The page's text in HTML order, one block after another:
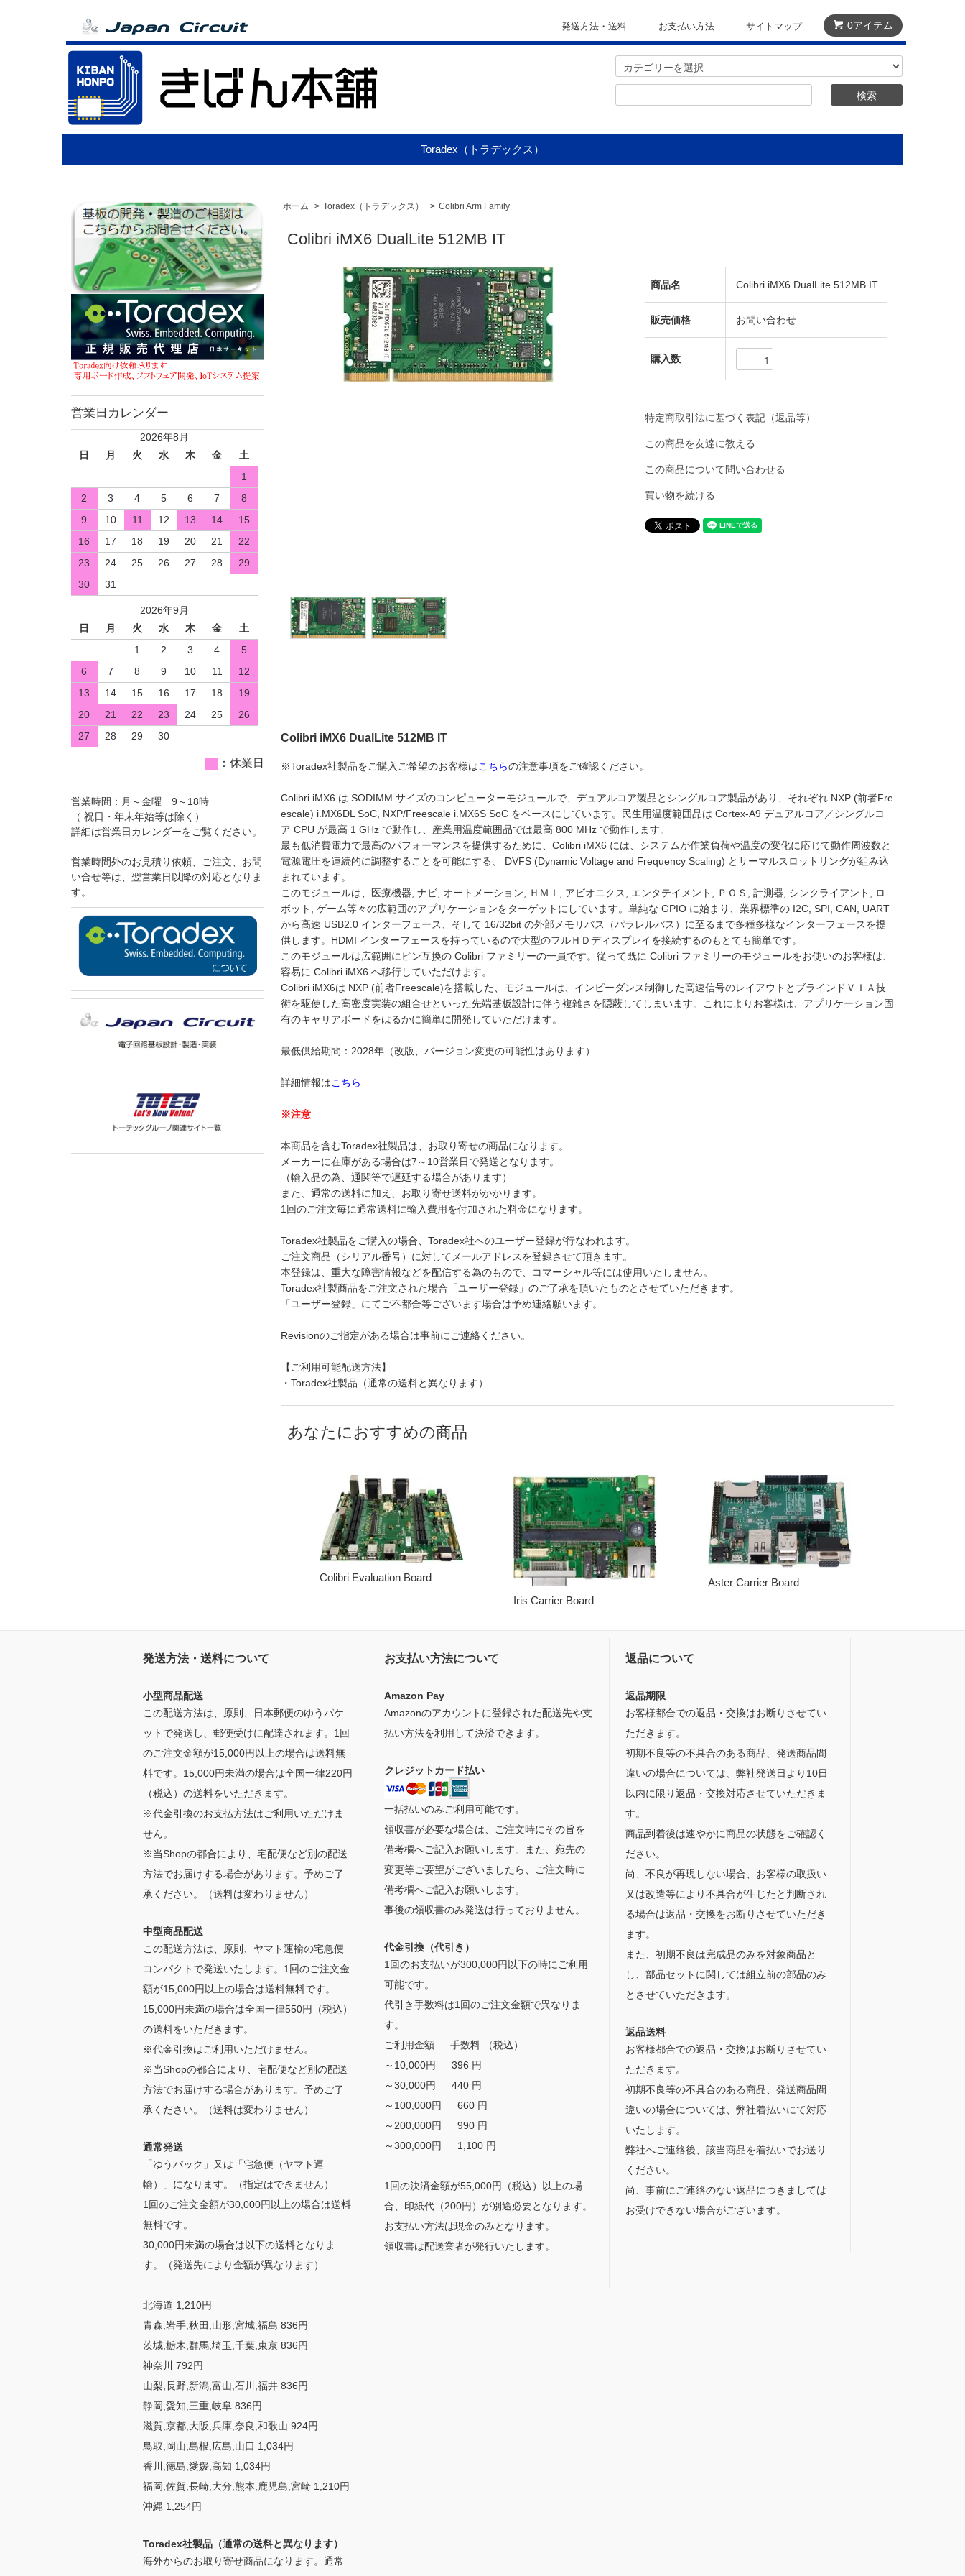
0アイテム
発送方法・送料 お支払い方法 サイトマップ
Toradex（トラデックス）
ホーム > Toradex（トラデックス） > Colibri Arm Family
Colibri iMX6 DualLite 512MB IT
商品名 Colibri iMX6 DualLite 512MB IT
販売価格 お問い合わせ
購入数
特定商取引法に基づく表記（返品等）
この商品を友達に教える
この商品について問い合わせる
買い物を続ける
Colibri iMX6 DualLite 512MB IT
※Toradex社製品をご購入ご希望のお客様はこちらの注意事項をご確認ください。
Colibri iMX6 は SODIMM サイズのコンピューターモジュールで、デュアルコア製品とシングルコア製品があり、それぞれ NXP (前者Fre
escale) i.MX6DL SoC, NXP/Freescale i.MX6S SoC をベースにしています。民生用温度範囲品は Cortex-A9 デュアルコア／シングルコ
ア CPU が最高 1 GHz で動作し、産業用温度範囲品では最高 800 MHz で動作します。
最も低消費電力で最高のパフォーマンスを提供するために、Colibri iMX6 には、システムが作業負荷や温度の変化に応じて動作周波数と
電源電圧を連続的に調整することを可能にする、 DVFS (Dynamic Voltage and Frequency Scaling) とサーマルスロットリングが組み込
まれています。
このモジュールは、医療機器, ナビ, オートメーション, ＨＭＩ, アビオニクス, エンタテイメント, ＰＯＳ, 計測器, シンクライアント, ロ
ボット, ゲーム等々の広範囲のアプリケーションをターゲットにしています。単純な GPIO に始まり、業界標準の I2C, SPI, CAN, UART
から高速 USB2.0 インターフェース、そして 16/32bit の外部メモリバス（パラレルバス）に至るまで多種多様なインターフェースを提
供します。HDMI インターフェースを持っているので大型のフルＨＤディスプレイを接続するのもとても簡単です。
このモジュールは広範囲にピン互換の Colibri ファミリーの一員です。従って既に Colibri ファミリーのモジュールをお使いのお客様は、
容易に Colibri iMX6 へ移行していただけます。
Colibri iMX6は NXP (前者Freescale)を搭載した、モジュールは、インピーダンス制御した高速信号のレイアウトとブラインドＶＩＡ技
術を駆使した高密度実装の組合せといった先端基板設計に伴う複雑さを隠蔽してしまいます。これによりお客様は、アプリケーション固
有のキャリアボードをはるかに簡単に開発していただけます。
最低供給期間：2028年（改版、バージョン変更の可能性はあります）
詳細情報はこちら
※注意
本商品を含むToradex社製品は、お取り寄せの商品になります。
メーカーに在庫がある場合は7～10営業日で発送となります。
（輸入品の為、通関等で遅延する場合があります）
また、通常の送料に加え、お取り寄せ送料がかかります。
1回のご注文毎に通常送料に輸入費用を付加された料金になります。
Toradex社製品をご購入の場合、Toradex社へのユーザー登録が行なわれます。
ご注文商品（シリアル番号）に対してメールアドレスを登録させて頂きます。
本登録は、重大な障害情報などを配信する為のもので、コマーシャル等には使用いたしません。
Toradex社製商品をご注文された場合「ユーザー登録」のご了承を頂いたものとさせていただきます。
「ユーザー登録」にてご不都合等ございます場合は予め連絡願います。
Revisionのご指定がある場合は事前にご連絡ください。
【ご利用可能配送方法】
・Toradex社製品（通常の送料と異なります）
あなたにおすすめの商品
Colibri Evaluation Board
Iris Carrier Board
Aster Carrier Board
営業日カレンダー
2026年8月
日
月 火 水 木 金
土
1
2
3 4 5 6 7
8
9
10 11 12 13 14
15
16
17 18 19 20 21
22
23
24 25 26 27 28
29
30
31
2026年9月
日
月 火 水 木 金
土
1
2 3 4
5
6
7 8 9 10 11
12
13
14 15 16 17 18
19
20
21 22 23 24 25
26
27
28 29 30
：休業日
営業時間：月～金曜 9～18時
（ 祝日・年末年始等は除く）
詳細は営業日カレンダーをご覧ください。
営業時間外のお見積り依頼、ご注文、お問
い合せ等は、翌営業日以降の対応となりま
す。
発送方法・送料について
小型商品配送
この配送方法は、原則、日本郵便のゆうパケ
ットで発送し、郵便受けに配達されます。1回
のご注文金額が15,000円以上の場合は送料無
料です。15,000円未満の場合は全国一律220円
（税込）の送料をいただきます。
※代金引換のお支払方法はご利用いただけま
せん。
※当Shopの都合により、宅配便など別の配送
方法でお届けする場合があります。予めご了
承ください。（送料は変わりません）
中型商品配送
この配送方法は、原則、ヤマト運輸の宅急便
コンパクトで発送いたします。1回のご注文金
額が15,000円以上の場合は送料無料です。
15,000円未満の場合は全国一律550円（税込）
の送料をいただきます。
※代金引換はご利用いただけません。
※当Shopの都合により、宅配便など別の配送
方法でお届けする場合があります。予めご了
承ください。（送料は変わりません）
通常発送
「ゆうパック」又は「宅急便（ヤマト運
輸）」になります。（指定はできません）
1回のご注文金額が30,000円以上の場合は送料
無料です。
30,000円未満の場合は以下の送料となりま
す。（発送先により金額が異なります）
北海道 1,210円
青森,岩手,秋田,山形,宮城,福島 836円
茨城,栃木,群馬,埼玉,千葉,東京 836円
神奈川 792円
山梨,長野,新潟,富山,石川,福井 836円
静岡,愛知,三重,岐阜 836円
滋賀,京都,大阪,兵庫,奈良,和歌山 924円
鳥取,岡山,島根,広島,山口 1,034円
香川,徳島,愛媛,高知 1,034円
福岡,佐賀,長崎,大分,熊本,鹿児島,宮崎 1,210円
沖縄 1,254円
Toradex社製品（通常の送料と異なります）
海外からのお取り寄せ商品になります。通常
お支払い方法について
Amazon Pay
Amazonのアカウントに登録された配送先や支
払い方法を利用して決済できます。
クレジットカード払い
一括払いのみご利用可能です。
領収書が必要な場合は、ご注文時にその旨を
備考欄へご記入お願いします。また、宛先の
変更等ご要望がございましたら、ご注文時に
備考欄へご記入お願いします。
事後の領収書のみ発送は行っておりません。
代金引換（代引き）
1回のお支払いが300,000円以下の時にご利用
可能です。
代引き手数料は1回のご注文金額で異なりま
す。
ご利用金額 手数料 （税込）
～10,000円 396 円
～30,000円 440 円
～100,000円 660 円
～200,000円 990 円
～300,000円 1,100 円
1回の決済金額が55,000円（税込）以上の場
合、印紙代（200円）が別途必要となります。
お支払い方法は現金のみとなります。
領収書は配送業者が発行いたします。
返品について
返品期限
お客様都合での返品・交換はお断りさせてい
ただきます。
初期不良等の不具合のある商品、発送商品間
違いの場合については、弊社発送日より10日
以内に限り返品・交換対応させていただきま
す。
商品到着後は速やかに商品の状態をご確認く
ださい。
尚、不良が再現しない場合、お客様の取扱い
又は改造等により不具合が生じたと判断され
る場合は返品・交換をお断りさせていただき
ます。
また、初期不良は完成品のみを対象商品と
し、部品セットに関しては組立前の部品のみ
とさせていただきます。
返品送料
お客様都合での返品・交換はお断りさせてい
ただきます。
初期不良等の不具合のある商品、発送商品間
違いの場合については、弊社着払いにて対応
いたします。
弊社へご連絡後、該当商品を着払いでお送り
ください。
尚、事前にご連絡のない返品につきましては
お受けできない場合がございます。